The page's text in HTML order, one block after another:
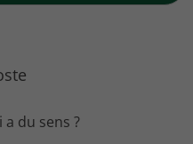
du sens ?